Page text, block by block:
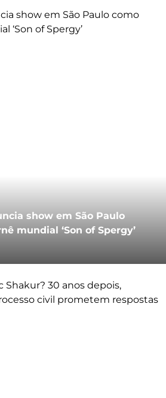
show em São Paulo
mundial ‘Son of Spergy’